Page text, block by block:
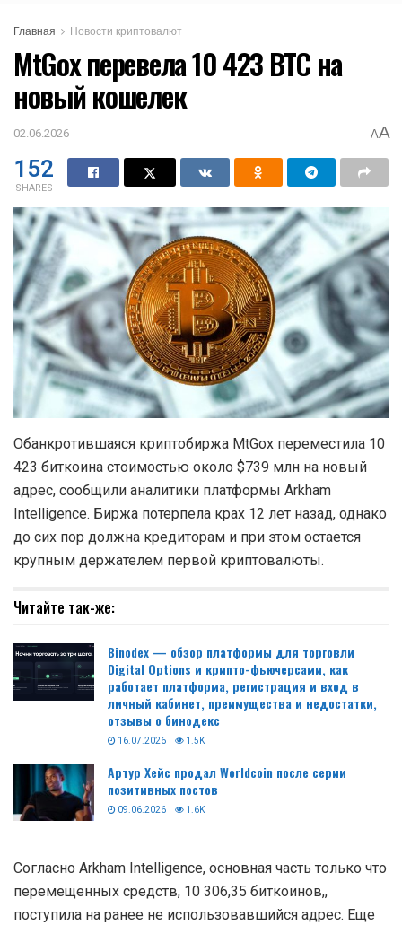
Главная Новости криптовалют
MtGox перевела 10 423 BTC на
новый кошелек
02.06.2026 AA
152
SHARES
Обанкротившаяся криптобиржа MtGox переместила 10
423 биткоина стоимостью около $739 млн на новый
адрес, сообщили аналитики платформы Arkham
Intelligence. Биржа потерпела крах 12 лет назад, однако
до сих пор должна кредиторам и при этом остается
крупным держателем первой криптовалюты.
Читайте так-же:
Binodex — обзор платформы для торговли
Digital Options и крипто-фьючерсами, как
работает платформа, регистрация и вход в
личный кабинет, преимущества и недостатки,
отзывы о бинодекс
16.07.2026 1.5K
Артур Хейс продал Worldcoin после серии
позитивных постов
09.06.2026 1.6K
Согласно Arkham Intelligence, основная часть только что
перемещенных средств, 10 306,35 биткоинов,,
поступила на ранее не использовавшийся адрес. Еще